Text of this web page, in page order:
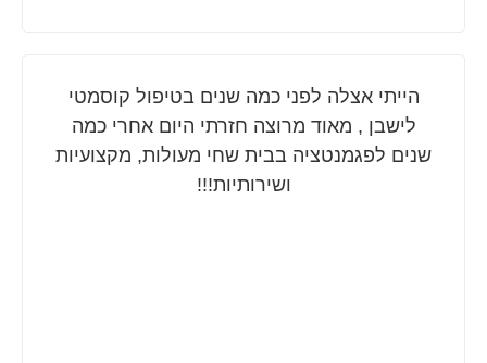
הייתי אצלה לפני כמה שנים בטיפול קוסמטי
לישבן , מאוד מרוצה חזרתי היום אחרי כמה
שנים לפגמנטציה בבית שחי מעולות, מקצועיות
ושירותיות!!!